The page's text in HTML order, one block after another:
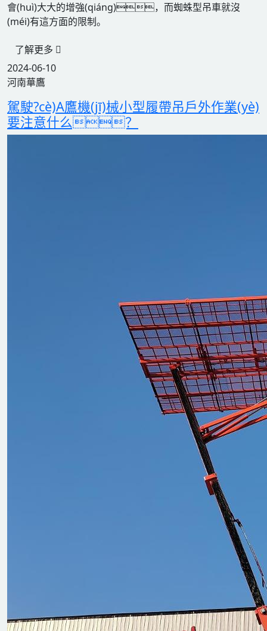
會(huì)大大的增強(qiáng)，而蜘蛛型吊車就沒
(méi)有這方面的限制。
了解更多
2024-06-10
河南華鷹
駕駛?cè)A鷹機(jī)械小型履帶吊戶外作業(yè)
要注意什么？